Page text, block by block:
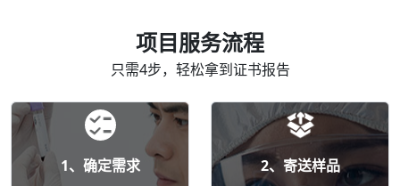
项目服务流程
只需4步，轻松拿到证书报告
1、确定需求
2、寄送样品